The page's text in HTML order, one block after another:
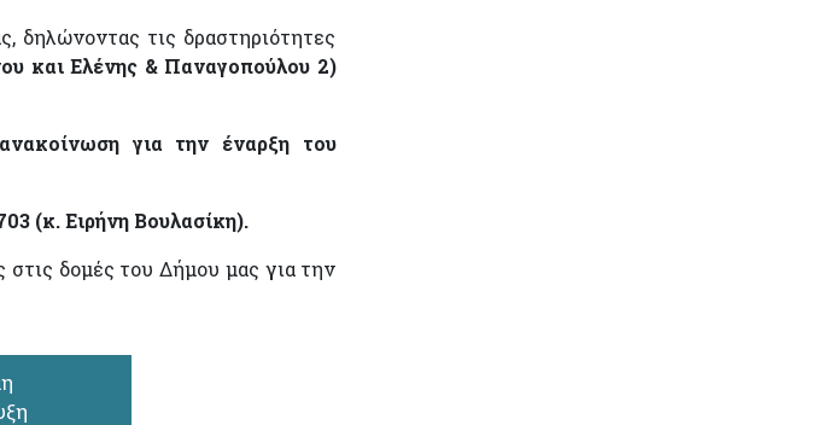
δηλώνοντας τις δραστηριότητες
και Ελένης & Παναγοπούλου 2)
για την έναρξη του
(κ. Ειρήνη Βουλασίκη).
δομές του Δήμου μας για την